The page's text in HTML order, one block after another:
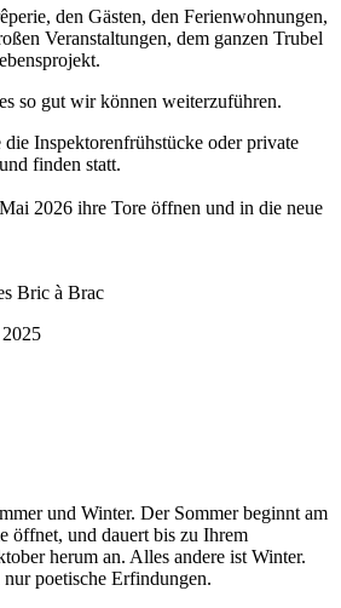
den Gästen, den Ferienwohnungen,
Veranstaltungen, dem ganzen Trubel
so gut wir können weiterzuführen.
Inspektorenfrühstücke oder private
finden statt.
2026 ihre Tore öffnen und in die neue
Bric à Brac
und Winter. Der Sommer beginnt am
öffnet, und dauert bis zu Ihrem
herum an. Alles andere ist Winter.
poetische Erfindungen.